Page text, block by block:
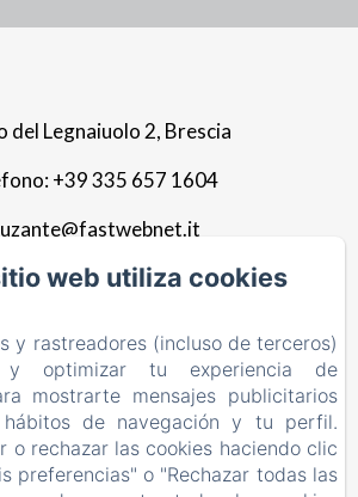
del Legnaiuolo 2, Brescia
+39 335 657 1604
Apartamento
Galería
Alrededores
web utiliza cookies
y rastreadores (incluso de terceros)
y optimizar tu experiencia de
mostrarte mensajes publicitarios
de navegación y tu perfil.
o rechazar las cookies haciendo clic
preferencias" o "Rechazar todas las